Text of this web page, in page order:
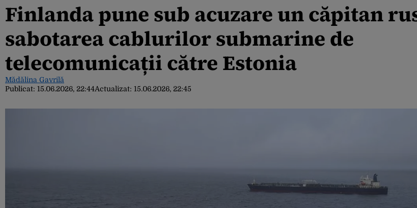
Finlanda pune sub acuzare un căpitan
sabotarea cablurilor submarine de
telecomunicații către Estonia
Mădălina Gavrilă
Publicat: 15.06.2026, 22:44Actualizat: 15.06.2026, 22:45